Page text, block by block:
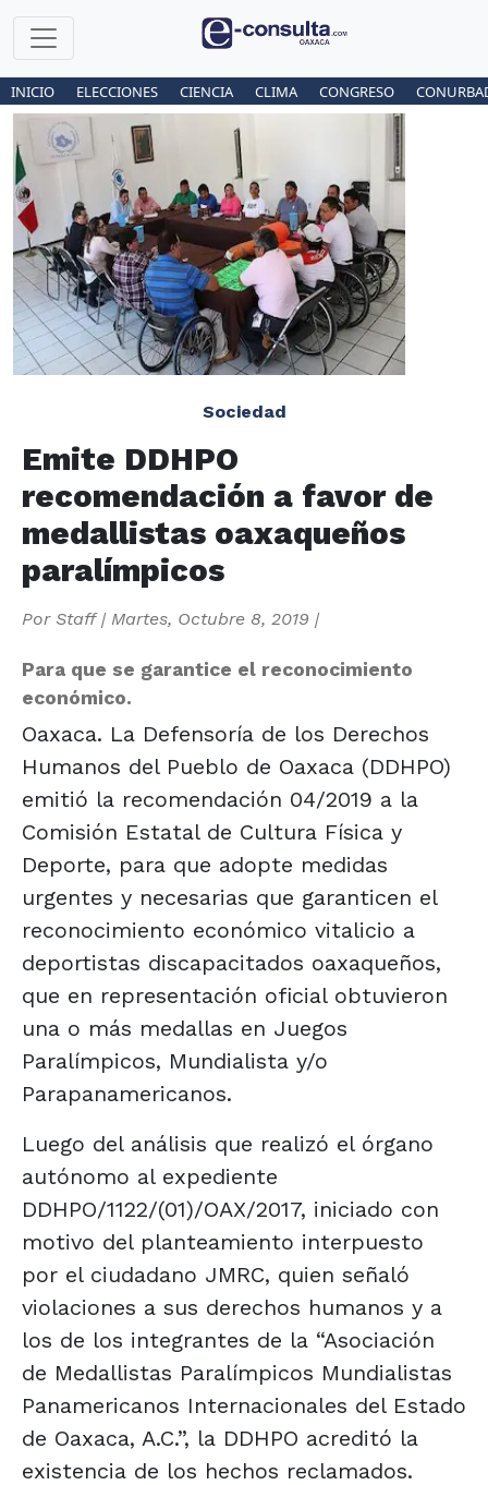
INICIO ELECCIONES CIENCIA CLIMA CONGRESO
Sociedad
Emite DDHPO
recomendación a favor de
medallistas oaxaqueños
paralímpicos
Por Staff| Martes, Octubre 8, 2019 |
Para que se garantice el reconocimiento
económico.
Oaxaca. La Defensoría de los Derechos
Humanos del Pueblo de Oaxaca (DDHPO)
emitió la recomendación 04/2019 a la
Comisión Estatal de Cultura Física y
Deporte, para que adopte medidas
urgentes y necesarias que garanticen el
reconocimiento económico vitalicio a
deportistas discapacitados oaxaqueños,
que en representación oficial obtuvieron
una o más medallas en Juegos
Paralímpicos, Mundialista y/o
Parapanamericanos.
Luego del análisis que realizó el órgano
autónomo al expediente
DDHPO/1122/(01)/OAX/2017, iniciado con
motivo del planteamiento interpuesto
por el ciudadano JMRC, quien señaló
violaciones a sus derechos humanos y a
los de los integrantes de la “Asociación
de Medallistas Paralímpicos Mundialistas
Panamericanos Internacionales del Estado
de Oaxaca, A.C.”, la DDHPO acreditó la
existencia de los hechos reclamados.